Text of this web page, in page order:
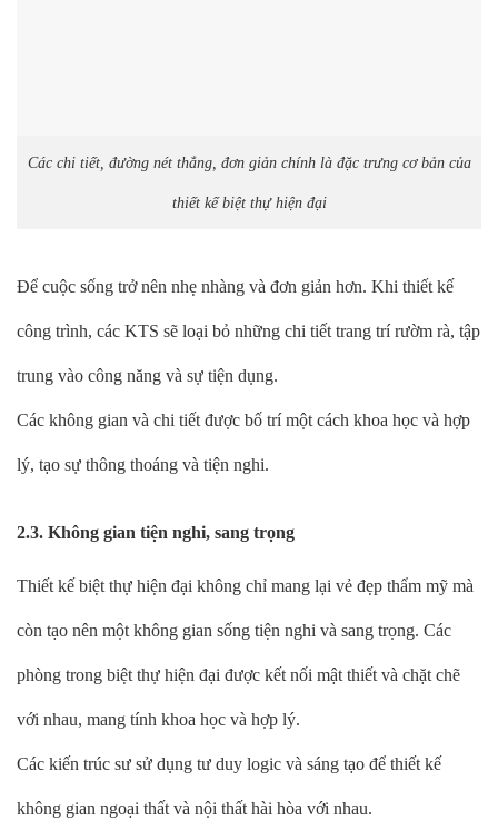
Các chi tiết, đường nét thẳng, đơn giản chính là đặc trưng cơ bản của
thiết kế biệt thự hiện đại
Để cuộc sống trở nên nhẹ nhàng và đơn giản hơn. Khi thiết kế
công trình, các KTS sẽ loại bỏ những chi tiết trang trí rườm rà, tập
trung vào công năng và sự tiện dụng.
Các không gian và chi tiết được bố trí một cách khoa học và hợp
lý, tạo sự thông thoáng và tiện nghi.
2.3. Không gian tiện nghi, sang trọng
Thiết kế biệt thự hiện đại không chỉ mang lại vẻ đẹp thẩm mỹ mà
còn tạo nên một không gian sống tiện nghi và sang trọng. Các
phòng trong biệt thự hiện đại được kết nối mật thiết và chặt chẽ
với nhau, mang tính khoa học và hợp lý.
Các kiến trúc sư sử dụng tư duy logic và sáng tạo để thiết kế
không gian ngoại thất và nội thất hài hòa với nhau.